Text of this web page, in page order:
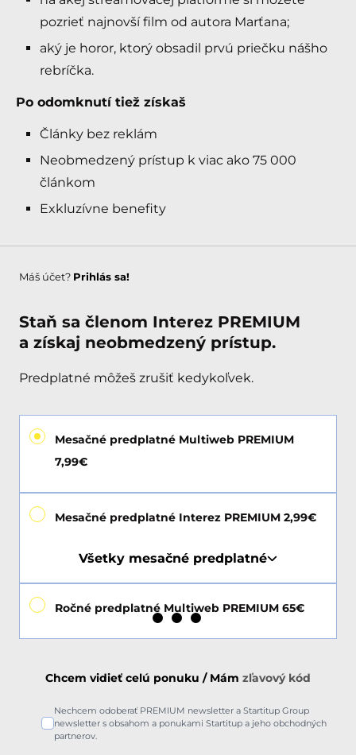
pozrieť najnovší film od autora Marťana;
aký je horor, ktorý obsadil prvú priečku nášho
rebríčka.
Po odomknutí tiež získaš
Články bez reklám
Neobmedzený prístup k viac ako 75 000
článkom
Exkluzívne benefity
Máš účet? Prihlás sa!
Staň sa členom Interez PREMIUM
a získaj neobmedzený prístup.
Predplatné môžeš zrušiť kedykoľvek.
Mesačné predplatné Multiweb PREMIUM
7,99€
Mesačné predplatné Interez PREMIUM 2,99€
Všetky mesačné predplatné
Ročné predplatné Multiweb PREMIUM 65€
Chcem vidieť celú ponuku / Mám zľavový kód
Nechcem odoberať PREMIUM newsletter a Startitup Group
newsletter s obsahom a ponukami Startitup a jeho obchodných
partnerov.